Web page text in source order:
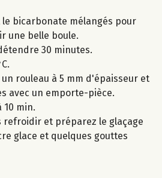
bicarbonate mélangés pour
une belle boule.
30 minutes.
rouleau à 5 mm d'épaisseur et
avec un emporte-pièce.
10 min.
refroidir et préparez le glaçage
glace et quelques gouttes